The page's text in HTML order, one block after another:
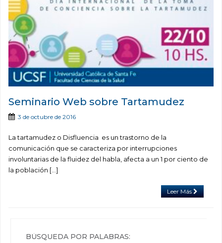
Seminario Web sobre Tartamudez
3 de octubre de 2016
La tartamudez o Disfluencia es un trastorno de la
comunicación que se caracteriza por interrupciones
involuntarias de la fluidez del habla, afecta a un 1 por ciento de
la población […]
Leer Más
BÚSQUEDA POR PALABRAS: